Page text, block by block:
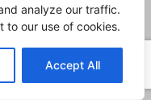
analyze our traffic.
to our use of cookies.
Accept All